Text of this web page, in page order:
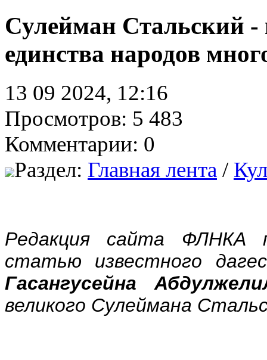
Сулейман Стальский -
единства народов
13 09 2024, 12:16
Просмотров: 5 483
Комментарии: 0
Раздел: Главная лента /
Редакция сайта ФЛНКА
статью известного
Гасангусейна
великого Сулеймана